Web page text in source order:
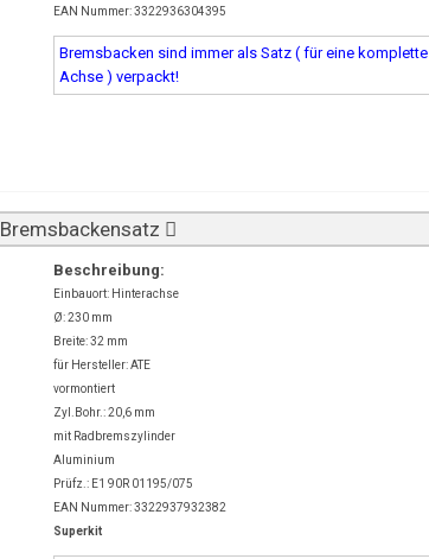
EAN Nummer: 3322936304395
Bremsbacken sind immer als Satz ( für eine komplette
Achse ) verpackt!
Bremsbackensatz
Beschreibung:
Einbauort: Hinterachse
Ø: 230 mm
Breite: 32 mm
für Hersteller: ATE
vormontiert
Zyl.Bohr.: 20,6 mm
mit Radbremszylinder
Aluminium
Prüfz.: E1 90R 01195/075
EAN Nummer: 3322937932382
Superkit